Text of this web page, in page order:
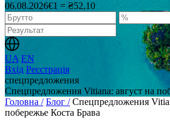
06.08.2026€1 = ₴52,10
UA EN
Вхід Реєстрація
спецпредложения
Спецпредложения Vitiana: август на
Головна / Блог / Спецпредложения
побережье Коста Брава